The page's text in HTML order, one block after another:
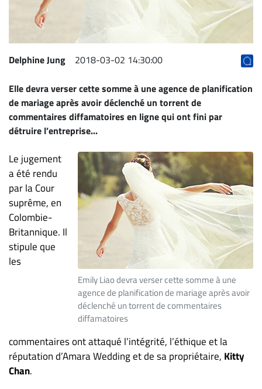
ET
EMPLOIS
AVOCATS
JURISTES
Offres
d'emploi
Continue
Métiers
Scoop?
CABINETS
ET
ENTREPRISES
un
emploi
Publicité
Delphine Jung 2018-03-02 14:30:00
Elle devra verser cette somme à une agence de planification
de mariage après avoir déclenché un torrent de
commentaires diffamatoires en ligne qui ont fini par
détruire l’entreprise...
Emily Liao devra verser cette somme à une
agence de planification de mariage après avoir
déclenché un torrent de commentaires
diffamatoires
Le jugement
a été rendu
par la Cour
suprême, en
Colombie-
Britannique. Il
stipule que
les
commentaires ont attaqué l’intégrité, l’éthique et la
réputation d’Amara Wedding et de sa propriétaire, Kitty
Chan.